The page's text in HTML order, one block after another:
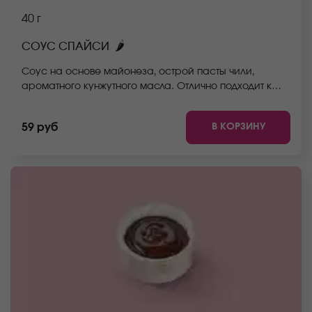
40 г
СОУС СПАЙСИ 🌶
Соус на основе майонеза, острой пасты чили,
ароматного кунжутного масла. Отлично подходит к
как альтернатива соуса майонез для тех, кто любит
острые блюда
59 руб В КОРЗИНУ